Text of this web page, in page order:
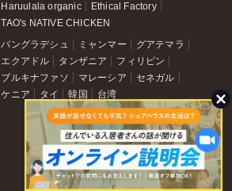
Haruulala organic
Ethical Factory
TAO's NATIVE CHICKEN
バングラデシュ ミャンマー
グアテマラ
エクアドル
タンザニア
フィリピン
ブルキナファソ
マレーシア
セネガル
ケニア
タイ 韓国 台湾